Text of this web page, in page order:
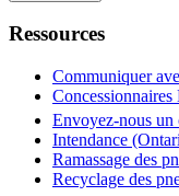
Ressources
Communiquer
Concessionnaires
Envoyez-nous un
Intendance
Ramassage des
Recyclage des